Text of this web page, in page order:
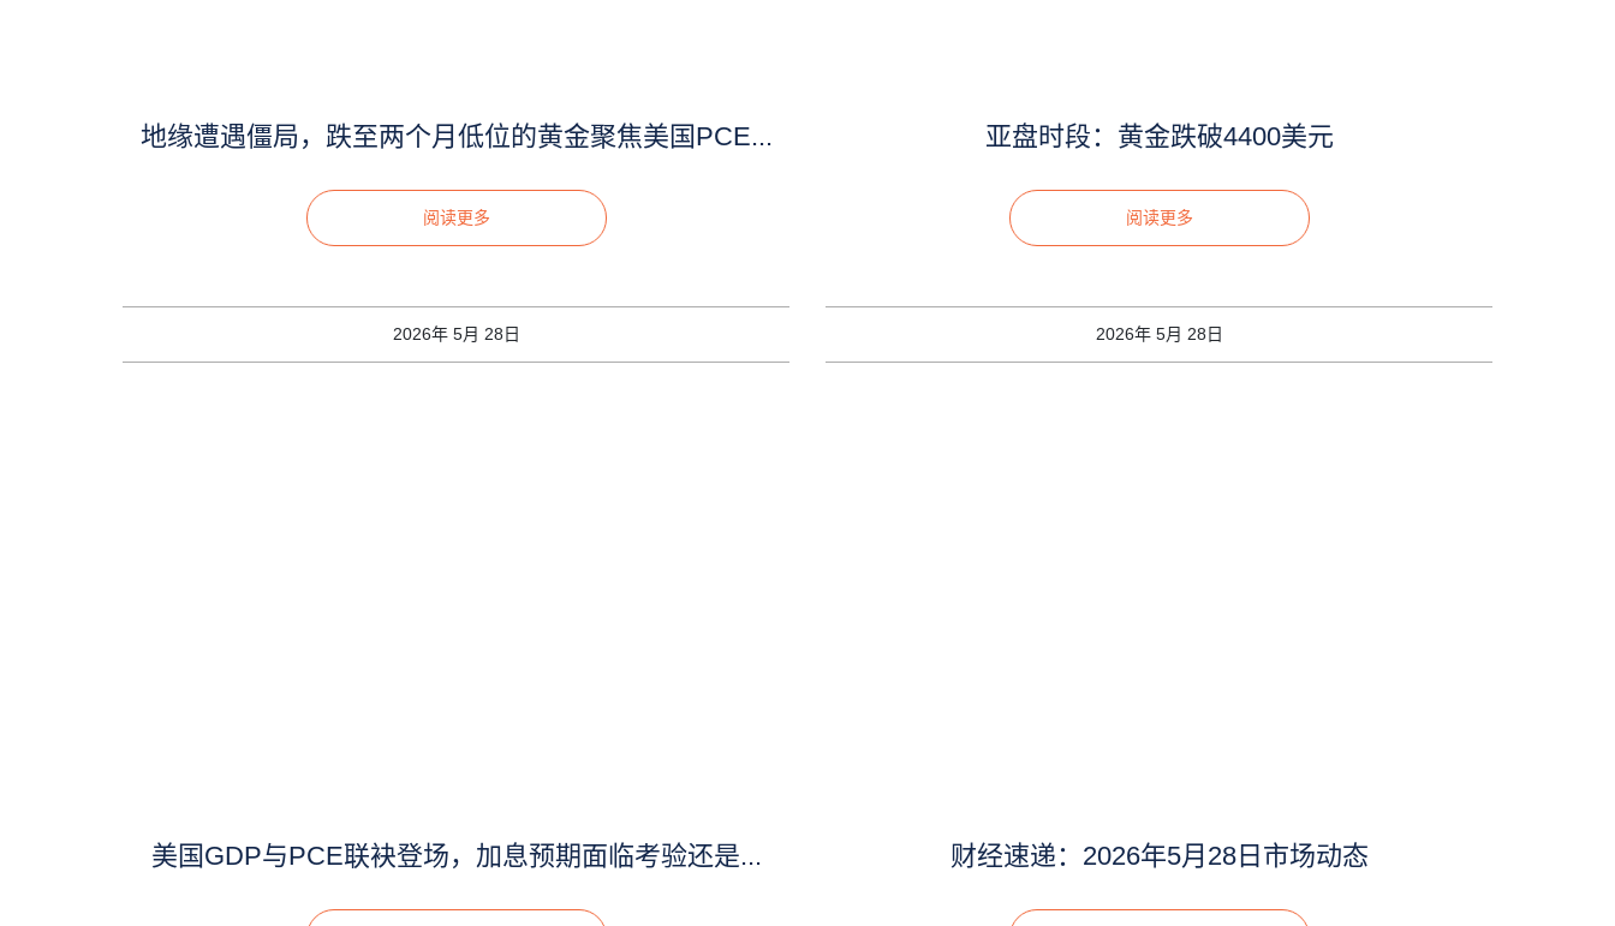
地缘遭遇僵局，跌至两个月低位的黄金聚焦美国PCE...
阅读更多
2026年 5月 28日
亚盘时段：黄金跌破4400美元
阅读更多
2026年 5月 28日
美国GDP与PCE联袂登场，加息预期面临考验还是... 财经速递：2026年5月28日市场动态